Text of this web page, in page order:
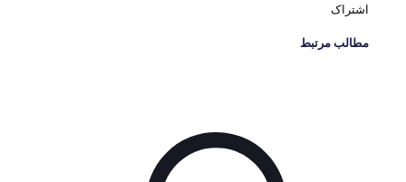
اشتراک
مطالب مرتبط